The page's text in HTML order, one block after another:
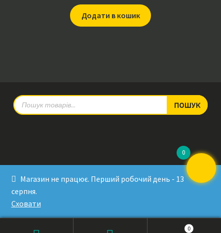
Магазин не працює. Перший робочий день - 13
серпня.
Сховати
Додати в кошик
Products
search
ПОШУК
Developed by Sergey Krinitsa
0
0